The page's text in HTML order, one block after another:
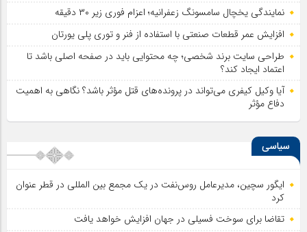
نمایندگی یخچال سامسونگ زعفرانیه؛ اعزام فوری زیر ۳۰ دقیقه
افزایش عمر قطعات صنعتی با استفاده از فنر و توری پلی یورتان
طراحی سایت برند شخصی؛ چه محتوایی باید در صفحه اصلی باشد تا
اعتماد ایجاد کند؟
آیا وکیل کیفری می‌تواند در پرونده‌های قتل مؤثر باشد؟ نگاهی به اهمیت
دفاع مؤثر
سیاسی
ایگور سچین، مدیرعامل روس‌نفت در یک مجمع بین المللی در قطر عنوان
کرد
تقاضا برای سوخت فسیلی در جهان افزایش خواهد یافت